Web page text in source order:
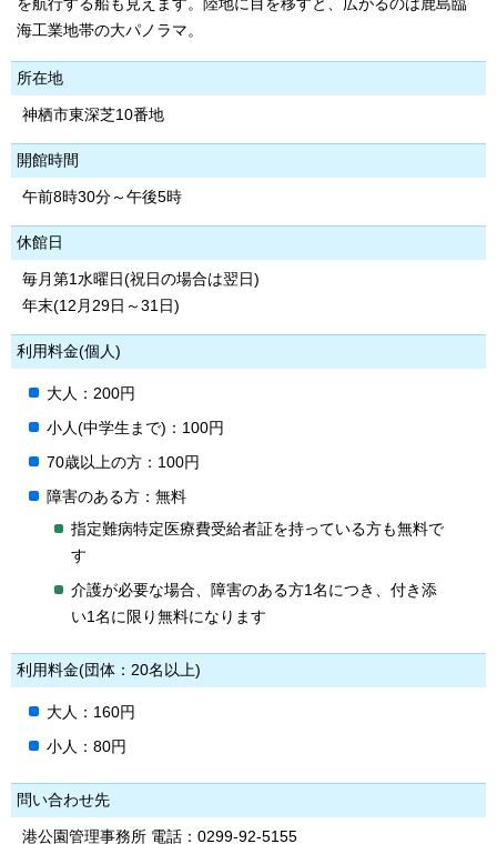
を航行する船も見えます。陸地に目を移すと、広がるのは鹿島臨
海工業地帯の大パノラマ。
所在地
神栖市東深芝10番地
開館時間
午前8時30分～午後5時
休館日
毎月第1水曜日(祝日の場合は翌日)
年末(12月29日～31日)
利用料金(個人)
大人：200円
小人(中学生まで)：100円
70歳以上の方：100円
障害のある方：無料
指定難病特定医療費受給者証を持っている方も無料で
す
介護が必要な場合、障害のある方1名につき、付き添
い1名に限り無料になります
利用料金(団体：20名以上)
大人：160円
小人：80円
問い合わせ先
港公園管理事務所 電話：0299‐92‐5155